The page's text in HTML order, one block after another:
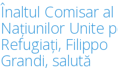
Înaltul Comisar al
Națiunilor Unite
Refugiați, Filippo
Grandi, salută